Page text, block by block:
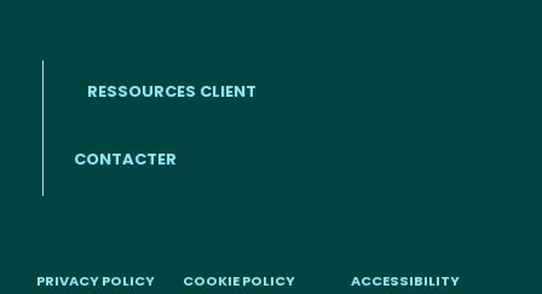
RESSOURCES CLIENT
CONTACTER
PRIVACY POLICY COOKIE POLICY ACCESSIBILITY